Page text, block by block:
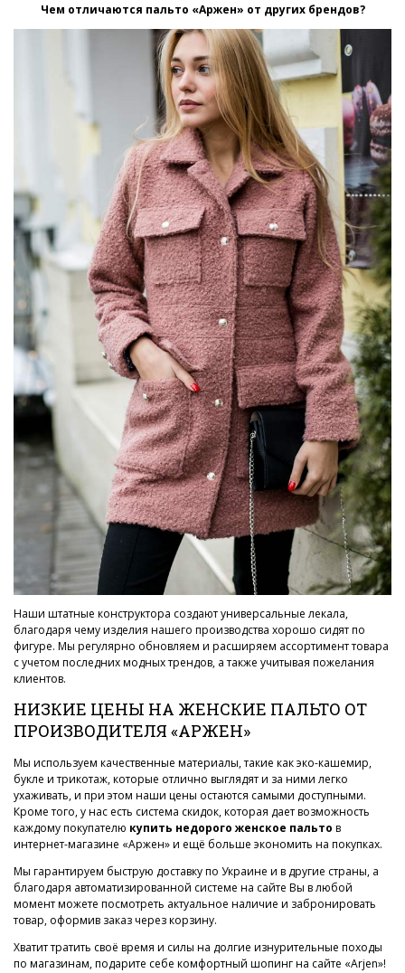
Чем отличаются пальто «Аржен» от других брендов?
Наши штатные конструктора создают универсальные лекала,
благодаря чему изделия нашего производства хорошо сидят по
фигуре. Мы регулярно обновляем и расширяем ассортимент товара
с учетом последних модных трендов, а также учитывая пожелания
клиентов.
НИЗКИЕ ЦЕНЫ НА ЖЕНСКИЕ ПАЛЬТО ОТ
ПРОИЗВОДИТЕЛЯ «АРЖЕН»
Мы используем качественные материалы, такие как эко-кашемир,
букле и трикотаж, которые отлично выглядят и за ними легко
ухаживать, и при этом наши цены остаются самыми доступными.
Кроме того, у нас есть система скидок, которая дает возможность
каждому покупателю купить недорого женское пальто в
интернет-магазине «Аржен» и ещё больше экономить на покупках.
Мы гарантируем быструю доставку по Украине и в другие страны, а
благодаря автоматизированной системе на сайте Вы в любой
момент можете посмотреть актуальное наличие и забронировать
товар, оформив заказ через корзину.
Хватит тратить своё время и силы на долгие изнурительные походы
по магазинам, подарите себе комфортный шопинг на сайте «Arjen»!